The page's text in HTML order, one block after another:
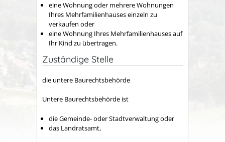
eine Wohnung oder mehrere Wohnungen
Ihres Mehrfamilienhauses einzeln zu
verkaufen oder
eine Wohnung Ihres Mehrfamilienhauses auf
Ihr Kind zu übertragen.
Zuständige Stelle
die untere Baurechtsbehörde
Untere Baurechtsbehörde ist
die Gemeinde- oder Stadtverwaltung oder
das Landratsamt,